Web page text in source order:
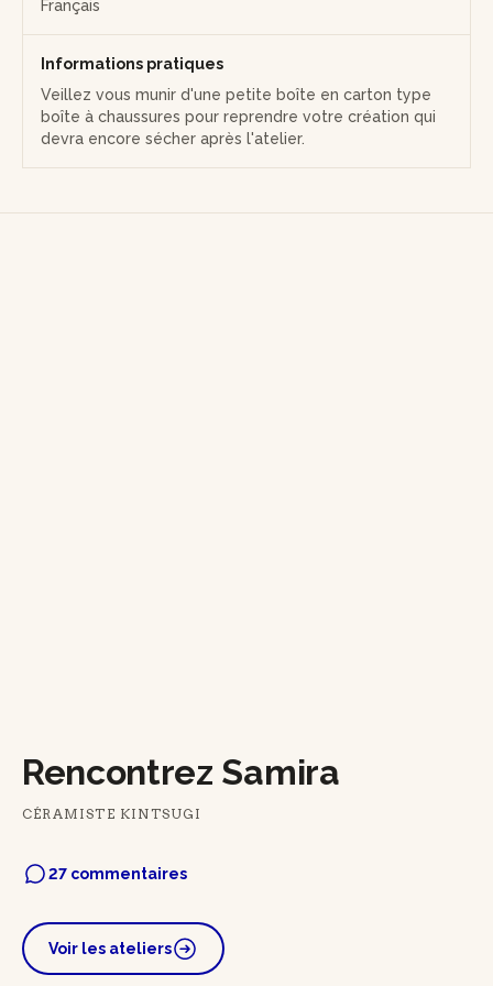
Français
Informations pratiques
Veillez vous munir d'une petite boîte en carton type
boîte à chaussures pour reprendre votre création qui
devra encore sécher après l'atelier.
Rencontrez Samira
CÉRAMISTE KINTSUGI
27 commentaires
Voir les ateliers